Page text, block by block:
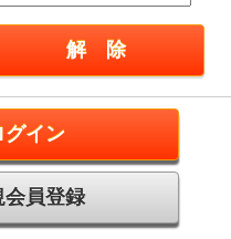
グイン
会員登録